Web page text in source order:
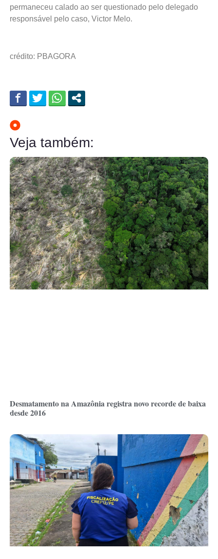
permaneceu calado ao ser questionado pelo delegado
responsável pelo caso, Victor Melo.
crédito: PBAGORA
Veja também:
Desmatamento na Amazônia registra novo recorde de baixa
desde 2016